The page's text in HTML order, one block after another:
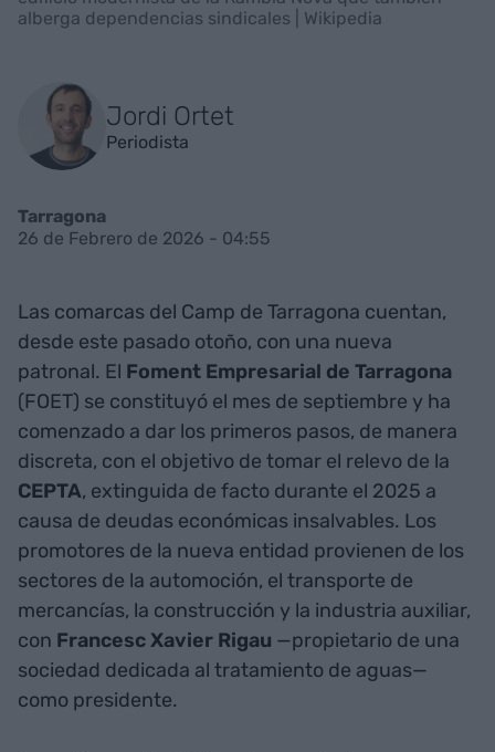
alberga dependencias sindicales | Wikipedia
Jordi Ortet
Periodista
Tarragona
26 de Febrero de 2026 - 04:55
Las comarcas del Camp de Tarragona cuentan,
desde este pasado otoño, con una nueva
patronal. El Foment Empresarial de Tarragona
(FOET) se constituyó el mes de septiembre y ha
comenzado a dar los primeros pasos, de manera
discreta, con el objetivo de tomar el relevo de la
CEPTA, extinguida de facto durante el 2025 a
causa de deudas económicas insalvables. Los
promotores de la nueva entidad provienen de los
sectores de la automoción, el transporte de
mercancías, la construcción y la industria auxiliar,
con Francesc Xavier Rigau —propietario de una
sociedad dedicada al tratamiento de aguas—
como presidente.